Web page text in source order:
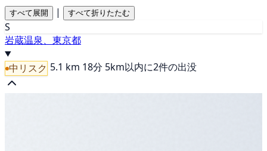
すべて展開 | すべて折りたたむ
S
岩蔵温泉、東京都
中リスク 5.1 km 18分 5km以内に2件の出没